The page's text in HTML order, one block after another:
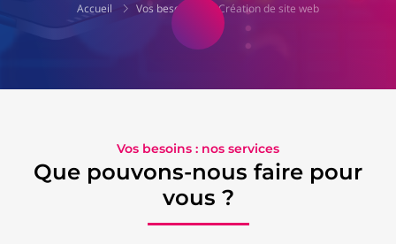
Accueil Vos besoins Création de site web
Vos besoins : nos services
Que pouvons-nous faire pour
vous ?